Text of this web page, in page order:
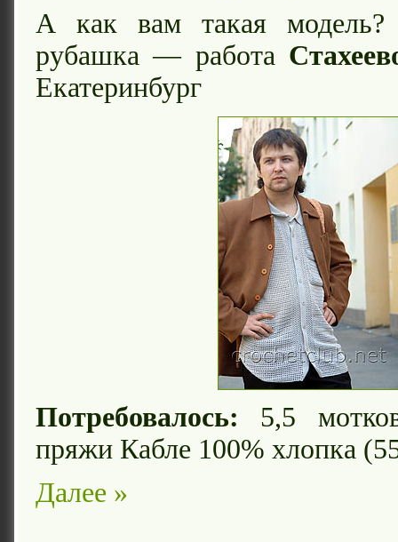
А как вам такая
рубашка — работа
Екатеринбург
Потребовалось: 5,5
пряжи Кабле 100% хлопка
Далее »